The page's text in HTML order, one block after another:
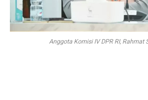
Anggota Komisi IV DPR RI, Rahmat